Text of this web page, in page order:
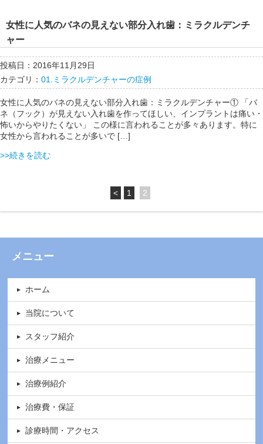
女性に人気のバネの見えない部分入れ歯：ミラクルデンチ
ャー
投稿日：2016年11月29日
カテゴリ： 01.ミラクルデンチャーの症例
女性に人気のバネの見えない部分入れ歯：ミラクルデンチャー① 「バ
ネ（フック）が見えない入れ歯を作ってほしい、インプラントは痛い・
怖いからやりたくない」 この様に言われることが多々あります。特に
女性から言われることが多いで […]
>>続きを読む
< 1 2
メニュー
ホーム
当院について
スタッフ紹介
治療メニュー
治療例紹介
治療費・保証
診療時間・アクセス